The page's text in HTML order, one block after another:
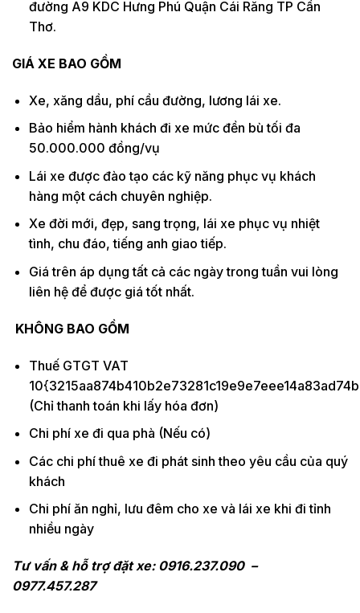
đường A9 KDC Hưng Phú Quận Cái Răng TP Cần
Thơ.
GIÁ XE BAO GỒM
Xe, xăng dầu, phí cầu đường, lương lái xe.
Bảo hiểm hành khách đi xe mức đền bù tối đa
50.000.000 đồng/vụ
Lái xe được đào tạo các kỹ năng phục vụ khách
hàng một cách chuyên nghiệp.
Xe đời mới, đẹp, sang trọng, lái xe phục vụ nhiệt
tình, chu đáo, tiếng anh giao tiếp.
Giá trên áp dụng tất cả các ngày trong tuần vui lòng
liên hệ để được giá tốt nhất.
KHÔNG BAO GỒM
Thuế GTGT VAT
(Chỉ thanh toán khi lấy hóa đơn)
Chi phí xe đi qua phà (Nếu có)
Các chi phí thuê xe đi phát sinh theo yêu cầu của quý
khách
Chi phí ăn nghỉ, lưu đêm cho xe và lái xe khi đi tỉnh
nhiều ngày
Tư vấn & hỗ trợ đặt xe: 0916.237.090 –
0977.457.287